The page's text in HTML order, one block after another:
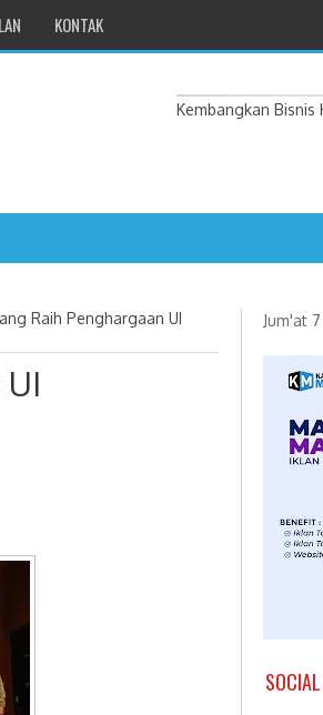
KONTAK
Kembangkan Bisnis
Raih Penghargaan UI
Jum'at